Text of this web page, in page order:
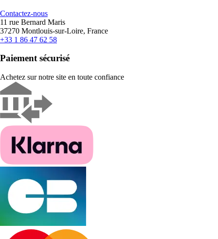
Contactez-nous
11 rue Bernard Maris
37270 Montlouis-sur-Loire, France
+33 1 86 47 62 58
Paiement sécurisé
Achetez sur notre site en toute confiance